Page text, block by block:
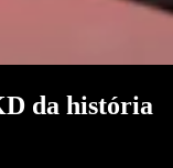
da história